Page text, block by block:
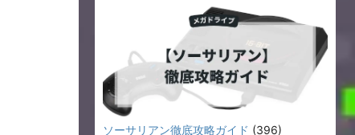
ソーサリアン徹底攻略ガイド (396)